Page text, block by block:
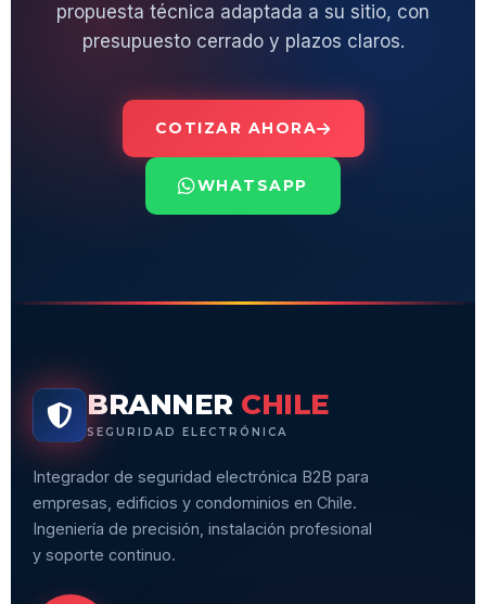
propuesta técnica adaptada a su sitio, con
presupuesto cerrado y plazos claros.
COTIZAR AHORA
WHATSAPP
BRANNER CHILE
SEGURIDAD ELECTRÓNICA
Integrador de seguridad electrónica B2B para
empresas, edificios y condominios en Chile.
Ingeniería de precisión, instalación profesional
y soporte continuo.